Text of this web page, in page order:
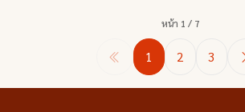
หน้า 1 / 7
1 2 3